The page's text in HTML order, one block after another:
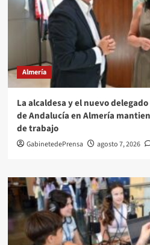
Almería
La alcaldesa y el nuevo
de Andalucía en Almería
de trabajo
GabinetedePrensa agosto 7, 2026